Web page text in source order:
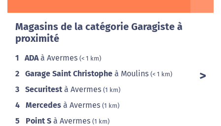
Magasins de la catégorie Garagiste à
proximité
1 ADAà Avermes (< 1 km)
2 Garage Saint Christophe à Moulins (< 1 km)
3 Securitest à Avermes (1 km)
4 Mercedes à Avermes (1 km)
5 Point S à Avermes (1 km)